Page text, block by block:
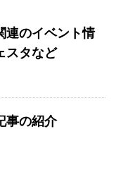
連のイベント情
スタなど
事の紹介